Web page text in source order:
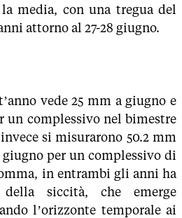
media, con una tregua del
attorno al 27-28 giugno.
vede 25 mm a giugno e
un complessivo nel bimestre
si misurarono 50.2 mm
giugno per un complessivo di
in entrambi gli anni ha
siccità, che emerge
l’orizzonte temporale ai